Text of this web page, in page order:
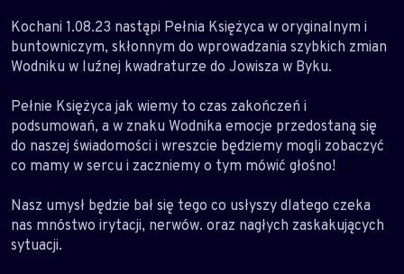
Kochani 1.08.23 nastąpi Pełnia Księżyca w oryginalnym i
buntowniczym, skłonnym do wprowadzania szybkich zmian
Wodniku w luźnej kwadraturze do Jowisza w Byku.
Pełnie Księżyca jak wiemy to czas zakończeń i
podsumowań, a w znaku Wodnika emocje przedostaną się
do naszej świadomości i wreszcie będziemy mogli zobaczyć
co mamy w sercu i zaczniemy o tym mówić głośno!
Nasz umysł będzie bał się tego co usłyszy dlatego czeka
nas mnóstwo irytacji, nerwów. oraz nagłych zaskakujących
sytuacji.